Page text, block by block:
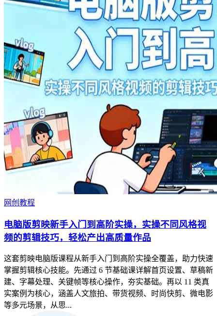
网创教程
电脑版剪映新手入门到高阶实操，实操不同风格视
频的剪辑技巧，轻松产出高质量作品
这套剪映电脑版课程从新手入门到高阶实操全覆盖，助力快速
掌握剪辑核心技能。先通过 6 节基础课详解首页设置、草稿新
建、字幕处理、关键帧等核心操作，夯实基础。再以 11 类真
实案例为核心，涵盖人文旅拍、带货视频、时尚快剪、微电影
等多元场景，从思...